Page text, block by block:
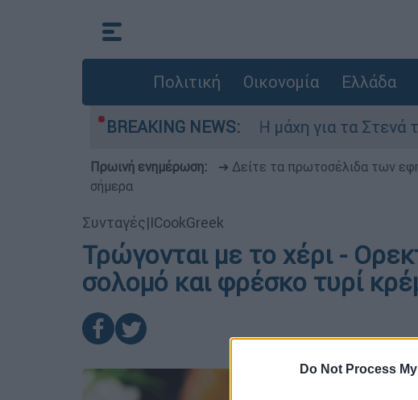
Do Not Process
Πολιτική Οικονομία Ελλάδα
BREAKING NEWS:
Πέμπτη 6 Αυγούστου Η μάχη για τα Στενά του
Πρωινή ενημέρωση: ➔ Δείτε τα πρωτοσέλιδα των
σήμερα
Συνταγές|ICookGreek
Τρώγονται με το χέρι -
σολομό και φρέσκο τυρί